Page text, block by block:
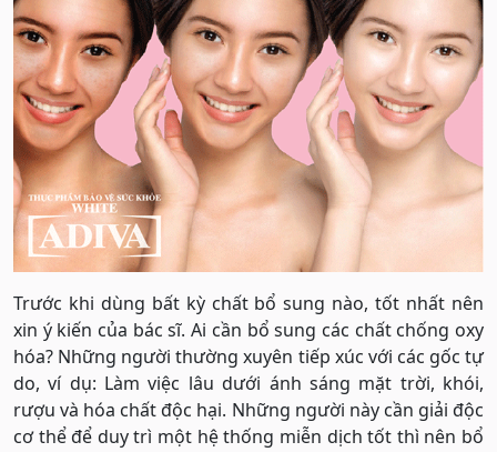
Trước khi dùng bất kỳ chất bổ sung nào, tốt nhất nên
xin ý kiến của bác sĩ. Ai cần bổ sung các chất chống oxy
hóa? Những người thường xuyên tiếp xúc với các gốc tự
do, ví dụ: Làm việc lâu dưới ánh sáng mặt trời, khói,
rượu và hóa chất độc hại. Những người này cần giải độc
cơ thể để duy trì một hệ thống miễn dịch tốt thì nên bổ